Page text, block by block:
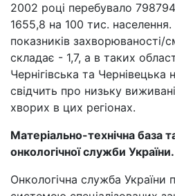
2002 році перебувало
1655,8 на 100 тис. населення.
показників захворюваності/
складає - 1,7, а в таких
Чернігівська та
свідчить про низьку
хворих в цих регіонах.
Матеріально-технічна база
онкологічної служби України.
Онкологічна служба України